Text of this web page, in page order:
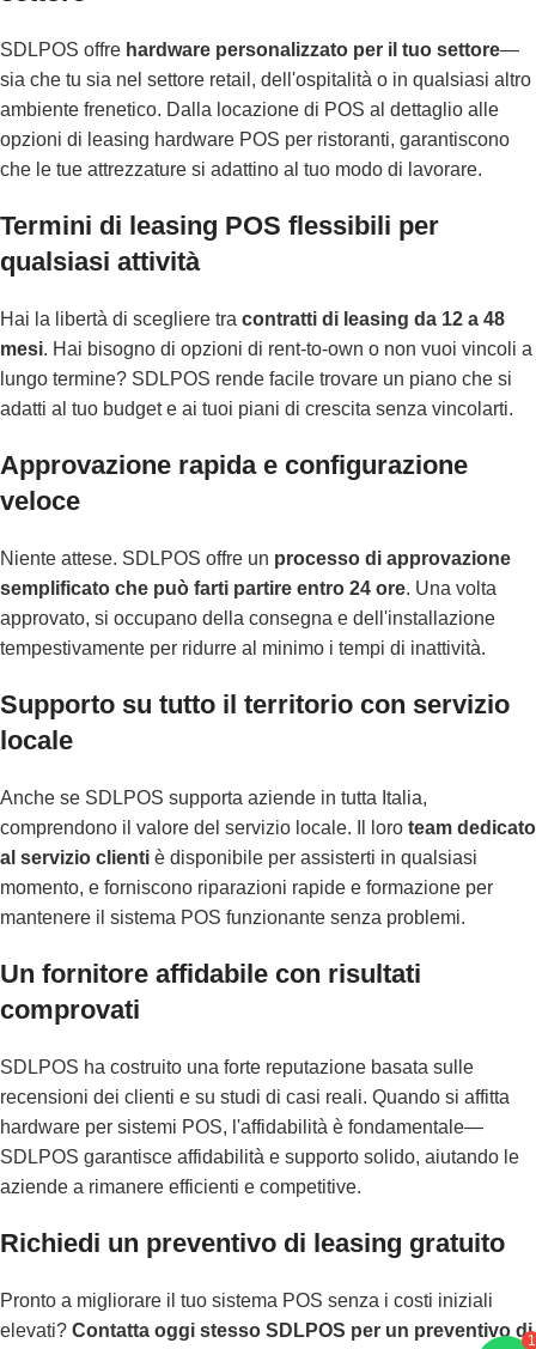
SDLPOS offre hardware personalizzato per il tuo settore—
sia che tu sia nel settore retail, dell'ospitalità o in qualsiasi altro
ambiente frenetico. Dalla locazione di POS al dettaglio alle
opzioni di leasing hardware POS per ristoranti, garantiscono
che le tue attrezzature si adattino al tuo modo di lavorare.
Termini di leasing POS flessibili per
qualsiasi attività
Hai la libertà di scegliere tra contratti di leasing da 12 a 48
mesi. Hai bisogno di opzioni di rent-to-own o non vuoi vincoli a
lungo termine? SDLPOS rende facile trovare un piano che si
adatti al tuo budget e ai tuoi piani di crescita senza vincolarti.
Approvazione rapida e configurazione
veloce
Niente attese. SDLPOS offre un processo di approvazione
semplificato che può farti partire entro 24 ore. Una volta
approvato, si occupano della consegna e dell'installazione
tempestivamente per ridurre al minimo i tempi di inattività.
Supporto su tutto il territorio con servizio
locale
Anche se SDLPOS supporta aziende in tutta Italia,
comprendono il valore del servizio locale. Il loro team dedicato
al servizio clienti è disponibile per assisterti in qualsiasi
momento, e forniscono riparazioni rapide e formazione per
mantenere il sistema POS funzionante senza problemi.
Un fornitore affidabile con risultati
comprovati
SDLPOS ha costruito una forte reputazione basata sulle
recensioni dei clienti e su studi di casi reali. Quando si affitta
hardware per sistemi POS, l'affidabilità è fondamentale—
SDLPOS garantisce affidabilità e supporto solido, aiutando le
aziende a rimanere efficienti e competitive.
Richiedi un preventivo di leasing gratuito
Pronto a migliorare il tuo sistema POS senza i costi iniziali
elevati? Contatta oggi stesso SDLPOS per un preventivo di1